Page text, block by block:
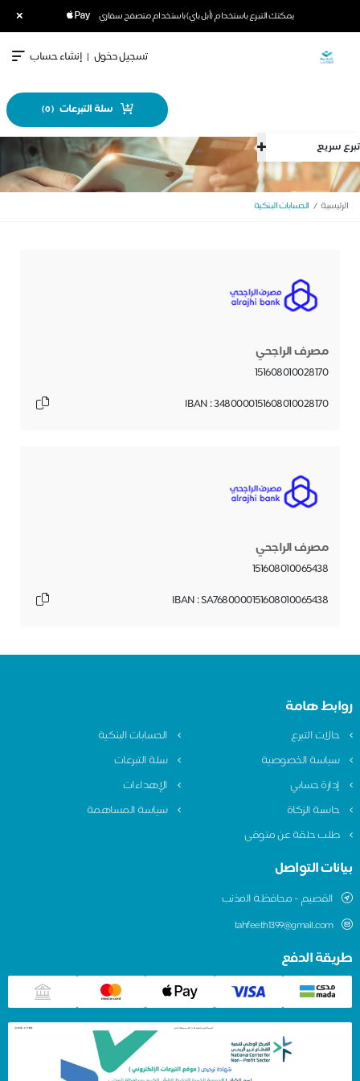
يمكنك التبرع باستخدام (أبل باي) باستخدام متصفح سفاري ×
تبرع سريع
تسجيل دخول | إنشاء حساب
سلة التبرعات (
0
)
الرئيسية الحسابات البنكية
مصرف الراجحي
151608010028170
IBAN : 3480000151608010028170
مصرف الراجحي
151608010065438
IBAN : SA7680000151608010065438
روابط هامة
حالات التبرع
الحسابات البنكية
سياسة الخصوصية
سلة التبرعات
إدارة حسابي
الإهداءات
حاسبة الزكاة
سياسة المساهمة
طلب حلقة عن متوفى
بيانات التواصل
اﻟقصيم - ﻣﺣﺎﻓظﺔ اﻟﻣذﻧب
tahfeeth1399@gmail.com
طريقة الدفع